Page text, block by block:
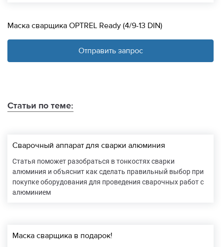
Маска сварщика OPTREL Ready (4/9-13 DIN)
Отправить запрос
Статьи по теме:
Сварочный аппарат для сварки алюминия
Статья поможет разобраться в тонкостях сварки
алюминия и объяснит как сделать правильный выбор при
покупке оборудования для проведения сварочных работ с
алюминием
Маска сварщика в подарок!